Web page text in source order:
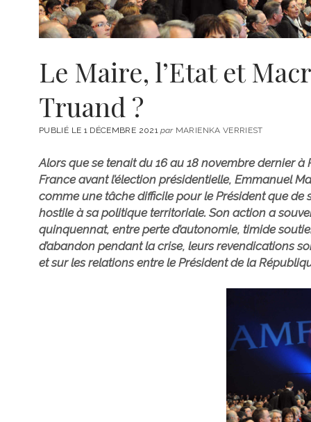
Le Maire, l’Etat et
Truand ?
PUBLIÉ LE 1 DÉCEMBRE 2021parMARIENKA VERRIEST
Alors que se tenait du 16 au 18 novembre dernier
France avant l’élection présidentielle, Emmanuel
comme une tâche difficile pour le Président que de
hostile à sa politique territoriale. Son action a
quinquennat, entre perte d’autonomie, timide
d’abandon pendant la crise, leurs revendications
et sur les relations entre le Président de la